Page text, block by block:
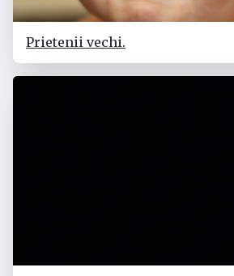
Prietenii vechi.